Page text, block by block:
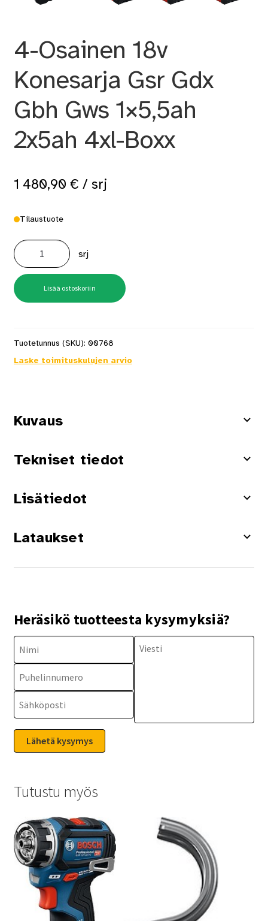
4-Osainen 18v
Konesarja Gsr Gdx
Gbh Gws 1×5,5ah
2x5ah 4xl-Boxx
1 480,90 € / srj
Tilaustuote
4-
Osainen
18v
Konesarja
Gsr
Gdx
Gbh
Gws
1x5,5ah
srj
Lisää ostoskoriin
Tuotetunnus (SKU): 00768
Laske toimituskulujen arvio
Kuvaus
Tekniset tiedot
Lisätiedot
Lataukset
Heräsikö tuotteesta kysymyksiä?
Tutustu myös